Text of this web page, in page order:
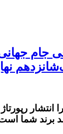
برند شما